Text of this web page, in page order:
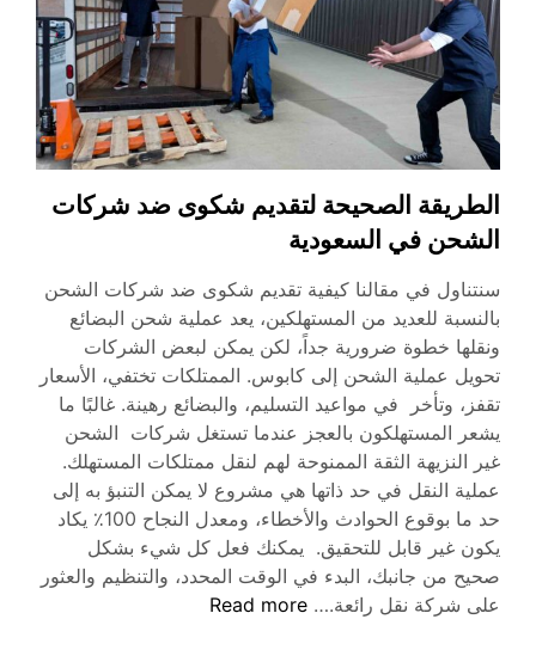
الطريقة الصحيحة لتقديم شكوى ضد شركات
الشحن في السعودية
سنتناول في مقالنا كيفية تقديم شكوى ضد شركات الشحن
بالنسبة للعديد من المستهلكين، يعد عملية شحن البضائع
ونقلها خطوة ضرورية جداً، لكن يمكن لبعض الشركات
تحويل عملية الشحن إلى كابوس. الممتلكات تختفي، الأسعار
تقفز، وتأخر في مواعيد التسليم، والبضائع رهينة. غالبًا ما
يشعر المستهلكون بالعجز عندما تستغل شركات الشحن
غير النزيهة الثقة الممنوحة لهم لنقل ممتلكات المستهلك.
عملية النقل في حد ذاتها هي مشروع لا يمكن التنبؤ به إلى
حد ما بوقوع الحوادث والأخطاء، ومعدل النجاح 100٪ يكاد
يكون غير قابل للتحقيق. يمكنك فعل كل شيء بشكل
صحيح من جانبك، البدء في الوقت المحدد، والتنظيم والعثور
على شركة نقل رائعة.… الطريقة
Read more